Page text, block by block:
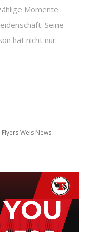
Momente
Seine
hat nicht nur
Flyers Wels News